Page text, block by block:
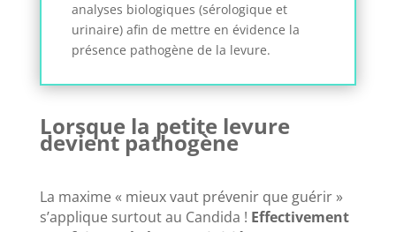
analyses biologiques (sérologique et
urinaire) afin de mettre en évidence la
présence pathogène de la levure.
Lorsque la petite levure
devient pathogène
La maxime « mieux vaut prévenir que guérir »
s’applique surtout au Candida ! Effectivement